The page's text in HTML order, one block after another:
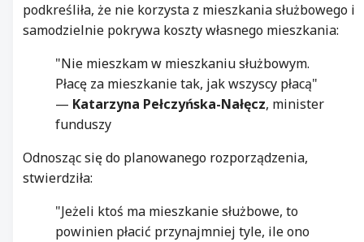
podkreśliła, że nie korzysta z mieszkania służbowego i
samodzielnie pokrywa koszty własnego mieszkania:
"Nie mieszkam w mieszkaniu służbowym.
Płacę za mieszkanie tak, jak wszyscy płacą"
— Katarzyna Pełczyńska-Nałęcz, minister
funduszy
Odnosząc się do planowanego rozporządzenia,
stwierdziła:
"Jeżeli ktoś ma mieszkanie służbowe, to
powinien płacić przynajmniej tyle, ile ono